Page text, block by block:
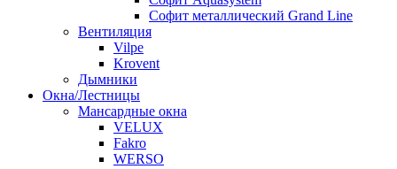
Софит металлический Grand Line
Вентиляция
Vilpe
Krovent
Дымники
Окна/Лестницы
Мансардные окна
VELUX
Fakro
WERSO